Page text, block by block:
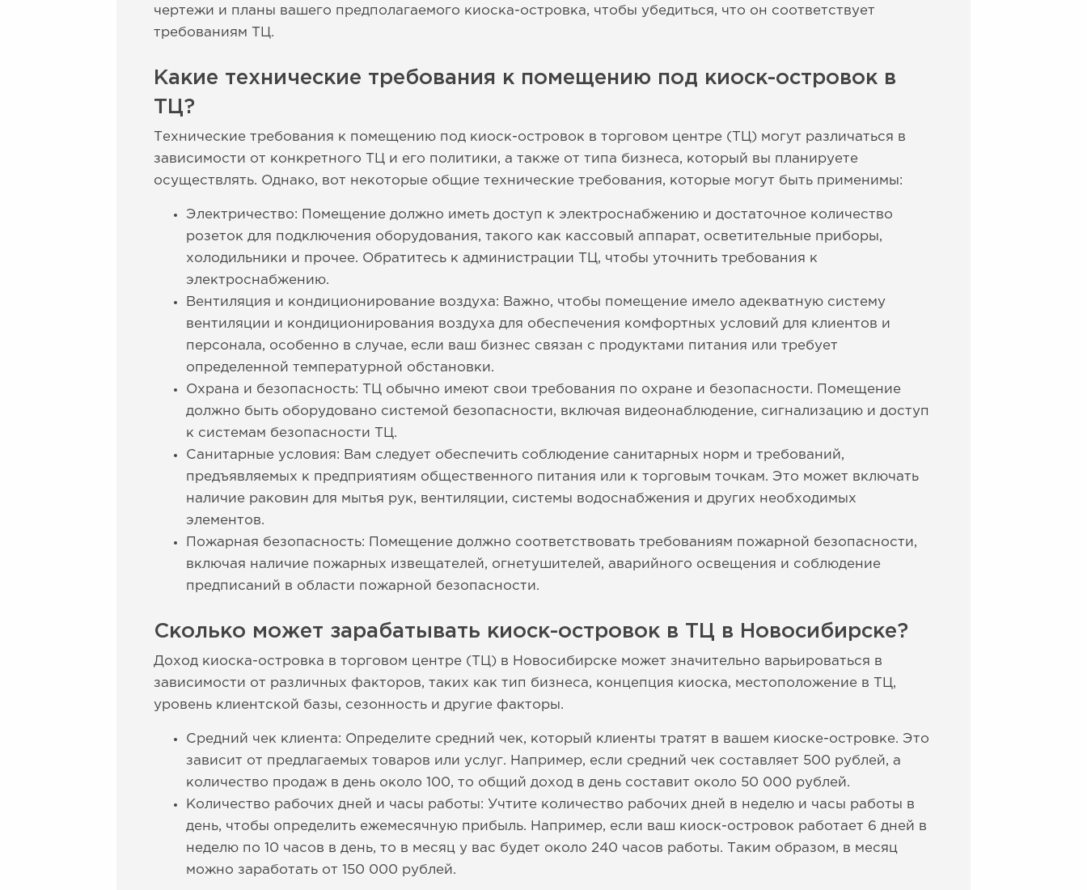
чертежи и планы вашего предполагаемого киоска-островка, чтобы убедиться, что он соответствует
требованиям ТЦ.
Какие технические требования к помещению под киоск-островок в
ТЦ?
Технические требования к помещению под киоск-островок в торговом центре (ТЦ) могут различаться в
зависимости от конкретного ТЦ и его политики, а также от типа бизнеса, который вы планируете
осуществлять. Однако, вот некоторые общие технические требования, которые могут быть применимы:
Электричество: Помещение должно иметь доступ к электроснабжению и достаточное количество
розеток для подключения оборудования, такого как кассовый аппарат, осветительные приборы,
холодильники и прочее. Обратитесь к администрации ТЦ, чтобы уточнить требования к
электроснабжению.
Вентиляция и кондиционирование воздуха: Важно, чтобы помещение имело адекватную систему
вентиляции и кондиционирования воздуха для обеспечения комфортных условий для клиентов и
персонала, особенно в случае, если ваш бизнес связан с продуктами питания или требует
определенной температурной обстановки.
Охрана и безопасность: ТЦ обычно имеют свои требования по охране и безопасности. Помещение
должно быть оборудовано системой безопасности, включая видеонаблюдение, сигнализацию и доступ
к системам безопасности ТЦ.
Санитарные условия: Вам следует обеспечить соблюдение санитарных норм и требований,
предъявляемых к предприятиям общественного питания или к торговым точкам. Это может включать
наличие раковин для мытья рук, вентиляции, системы водоснабжения и других необходимых
элементов.
Пожарная безопасность: Помещение должно соответствовать требованиям пожарной безопасности,
включая наличие пожарных извещателей, огнетушителей, аварийного освещения и соблюдение
предписаний в области пожарной безопасности.
Сколько может зарабатывать киоск-островок в ТЦ в Новосибирске?
Доход киоска-островка в торговом центре (ТЦ) в Новосибирске может значительно варьироваться в
зависимости от различных факторов, таких как тип бизнеса, концепция киоска, местоположение в ТЦ,
уровень клиентской базы, сезонность и другие факторы.
Средний чек клиента: Определите средний чек, который клиенты тратят в вашем киоске-островке. Это
зависит от предлагаемых товаров или услуг. Например, если средний чек составляет 500 рублей, а
количество продаж в день около 100, то общий доход в день составит около 50 000 рублей.
Количество рабочих дней и часы работы: Учтите количество рабочих дней в неделю и часы работы в
день, чтобы определить ежемесячную прибыль. Например, если ваш киоск-островок работает 6 дней в
неделю по 10 часов в день, то в месяц у вас будет около 240 часов работы. Таким образом, в месяц
можно заработать от 150 000 рублей.